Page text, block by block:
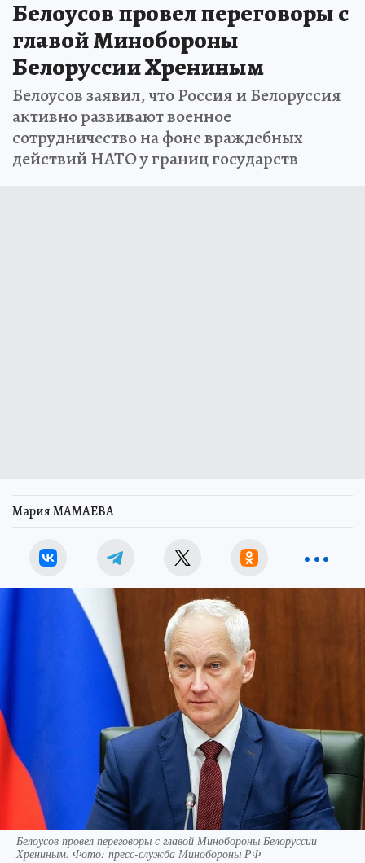
Белоусов провел переговоры с
главой Минобороны
Белоруссии Хрениным
Белоусов заявил, что Россия и Белоруссия
активно развивают военное
сотрудничество на фоне враждебных
действий НАТО у границ государств
Мария МАМАЕВА
Белоусов провел переговоры с главой Минобороны Белоруссии
Хрениным. Фото: пресс-служба Минобороны РФ